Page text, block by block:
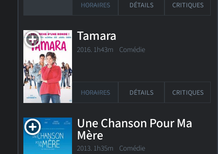
HORAIRES DÉTAILS CRITIQUES
Tamara
2016. 1h43m Comédie
HORAIRES DÉTAILS CRITIQUES
Une Chanson Pour Ma
Mère
2013. 1h35m Comédie